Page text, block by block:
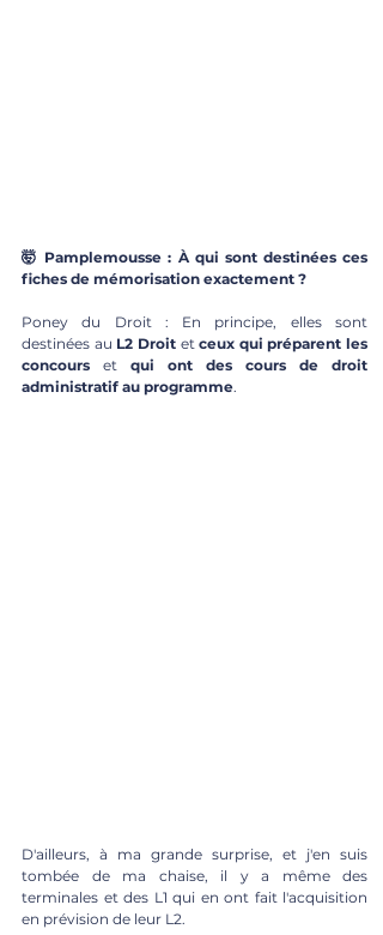
🤯 Pamplemousse : À qui sont destinées ces
fiches de mémorisation exactement ?
Poney du Droit : En principe, elles sont
destinées au L2 Droit et ceux qui préparent les
concours et qui ont des cours de droit
administratif au programme.
D'ailleurs, à ma grande surprise, et j'en suis
tombée de ma chaise, il y a même des
terminales et des L1 qui en ont fait l'acquisition
en prévision de leur L2.